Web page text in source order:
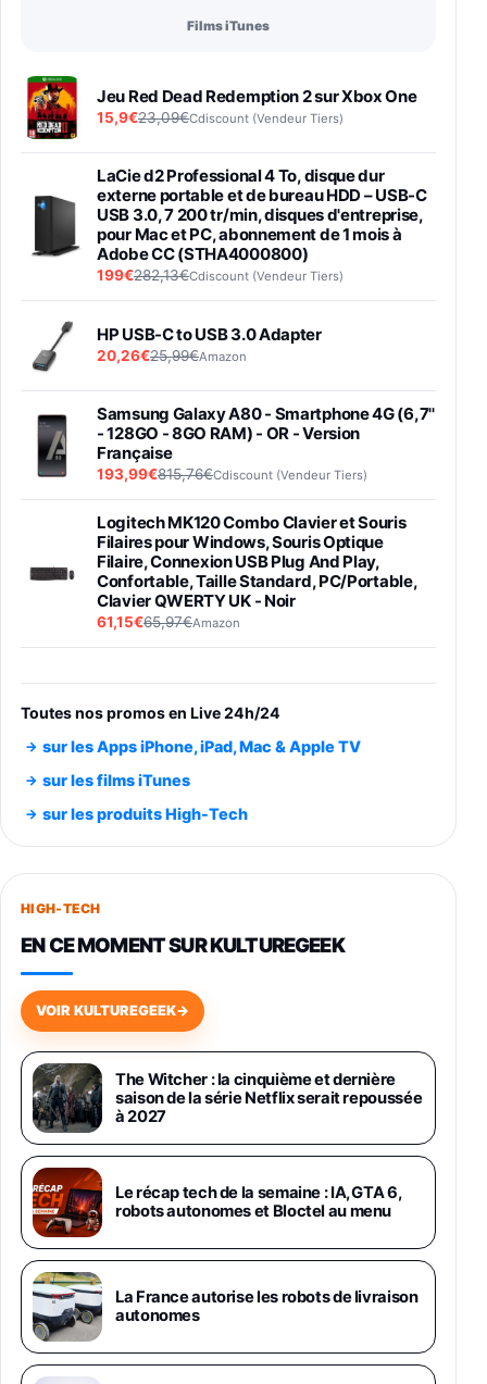
Films iTunes
Jeu Red Dead Redemption 2 sur Xbox One
15,9€23,09€Cdiscount (Vendeur Tiers)
LaCie d2 Professional 4 To, disque dur
externe portable et de bureau HDD – USB-C
USB 3.0, 7 200 tr/min, disques d'entreprise,
pour Mac et PC, abonnement de 1 mois à
Adobe CC (STHA4000800)
199€282,13€Cdiscount (Vendeur Tiers)
HP USB-C to USB 3.0 Adapter
20,26€25,99€Amazon
Samsung Galaxy A80 - Smartphone 4G (6,7''
- 128GO - 8GO RAM) - OR - Version
Française
193,99€815,76€Cdiscount (Vendeur Tiers)
Logitech MK120 Combo Clavier et Souris
Filaires pour Windows, Souris Optique
Filaire, Connexion USB Plug And Play,
Confortable, Taille Standard, PC/Portable,
Clavier QWERTY UK - Noir
61,15€65,97€Amazon
entraénement direct 3 vitesses (33-45-78
trs/min) avec pre-ampli intégré et port USB
Smartphone SAMSUNG Galaxy S26 Ultra
891,99€1199€Fnac (Vendeur Tiers)
Smartphone SAMSUNG Galaxy S26+ Violet
749,99€
648,63€834,71€
Samsung Galaxy Miracle Ultra, Smartphone
Android 5G avec Galaxy AI, 512 Go,
Chargeur Secteur Rapide 25W Inclus,
Smartphone déverrouillé, Noir, Version FR
1019€
Galaxy S26 Ultra 512 Go Bleu
1019€1399€Fnac (Vendeur Tiers)
Galaxy S26 Ultra 256 Go Violet
892€ 1199€Fnac (Vendeur Tiers)
Philips SHK2000BL - Casque Enfant - Bleu &
Répartiteur Audio 5 Casques, Blanc
Toutes nos promos en Live 24h/24
sur les Apps iPhone, iPad, Mac & Apple TV
sur les films iTunes
sur les produits High-Tech
HIGH-TECH
EN CE MOMENT SUR KULTUREGEEK
VOIR KULTUREGEEK→
The Witcher : la cinquième et dernière
saison de la série Netflix serait repoussée
à 2027
Le récap tech de la semaine : IA, GTA 6,
robots autonomes et Bloctel au menu
La France autorise les robots de livraison
autonomes